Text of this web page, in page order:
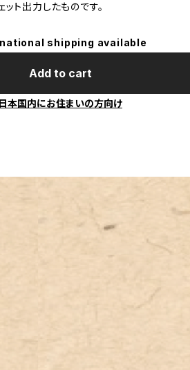
ト出力したものです。
shipping available
Add to cart
日本国内にお住まいの方向け